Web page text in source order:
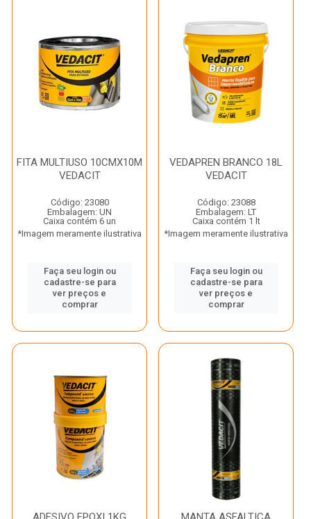
FITA MULTIUSO 10CMX10M
VEDACIT
Código: 23080
Embalagem: UN
Caixa contém 6 un
*Imagem meramente ilustrativa
Faça seu login ou
cadastre-se para
ver preços e
comprar
VEDAPREN BRANCO 18L
VEDACIT
Código: 23088
Embalagem: LT
Caixa contém 1 lt
*Imagem meramente ilustrativa
Faça seu login ou
cadastre-se para
ver preços e
comprar